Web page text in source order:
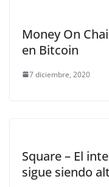
Money On
en Bitcoin
7 diciembre, 2020
Square – El
sigue siendo